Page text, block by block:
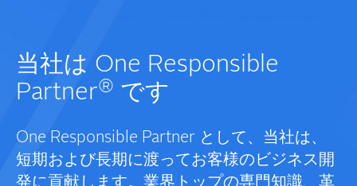
当社は One Responsible
Partner® です
One Responsible Partner として、当社は、
短期および長期に渡ってお客様のビジネス開